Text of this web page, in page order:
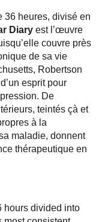
36 heures, divisé en
Diary est l’œuvre
couvre près
de sa vie
Robertson
esprit pour
De
teintés çà et
à la
maladie, donnent
thérapeutique en
hours divided into